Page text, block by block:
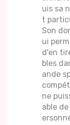
uis sa
t
Son
ui
d'en
bles
ande
ne
able